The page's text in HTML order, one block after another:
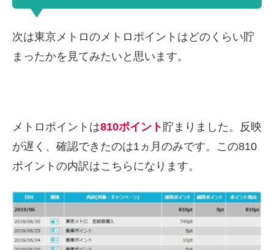
次は東京メトロのメトロポイントはどのくらい貯
まったかを見てみたいと思います。
メトロポイントは810ポイント 貯まりました。反映
が遅く、確認できたのは1ヵ月のみです。この810
ポイントの内訳はこちらになります。